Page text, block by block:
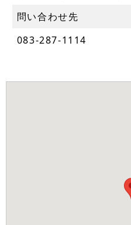
問い合わせ先
083-287-1114